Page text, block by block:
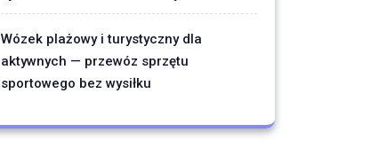
Wózek plażowy i turystyczny dla
aktywnych — przewóz sprzętu
sportowego bez wysiłku